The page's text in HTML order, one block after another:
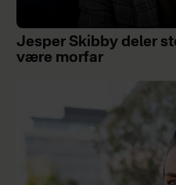
Jesper Skibby deler
være morfar